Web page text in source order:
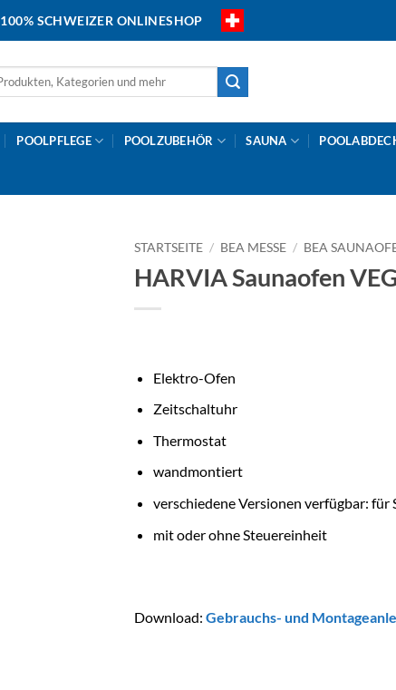
100% SCHWEIZER ONLINESHOP
POOLPFLEGE POOLZUBEHÖR SAUNA
STARTSEITE / BEA MESSE / BEA
HARVIA Saunaofen
Elektro-Ofen
Zeitschaltuhr
Thermostat
wandmontiert
verschiedene Versionen verfügbar: für
mit oder ohne Steuereinheit
Download: Gebrauchs- und